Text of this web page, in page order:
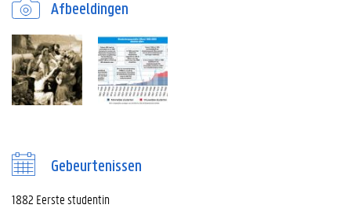
Afbeeldingen
Gebeurtenissen
1882 Eerste studentin